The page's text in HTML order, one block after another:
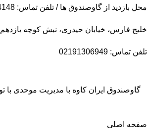
محل بازدید از گاوصندوق ها / تلفن تماس: 09128334148 / 09102230225
خلیج فارس، خیابان حیدری، نبش کوچه یازدهم،
تلفن تماس: 02191306949
گاوصندوق ایران کاوه با مدیریت موحدی
صفحه اصلی